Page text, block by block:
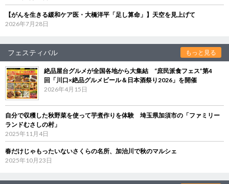
【がんを生きる緩和ケア医・大橋洋平「足し算命」】天空を見上げて
2026年7月28日
フェスティバル もっと見る
絶品屋台グルメが全国各地から大集結 “庶民派食フェス”第4
回「川口×絶品グルメビール＆日本酒祭り2026」を開催
2026年4月15日
自分で収穫した秋野菜を使って芋煮作りを体験 埼玉県加須市の「ファミリー
ランドむさしの村」
2025年11月4日
春だけじゃもったいないさくらの名所、加治川で秋のマルシェ
2025年10月23日